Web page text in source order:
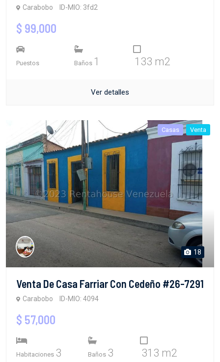
Carabobo ID-MIO: 3fd2
$ 99,000
Puestos Baños 1 133 m2
Ver detalles
Casas Venta
18
Venta De Casa Farriar Con Cedeño #26-7291
Carabobo ID-MIO: 4094
$ 57,000
Habitaciones 3 Baños 3 313 m2